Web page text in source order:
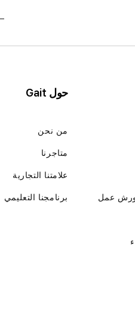
عمل
حول Gait
من نحن
متاجرنا
علامتنا التجارية
برنامجنا التعليمي